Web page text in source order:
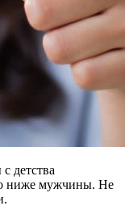
детства
ниже мужчины. Не